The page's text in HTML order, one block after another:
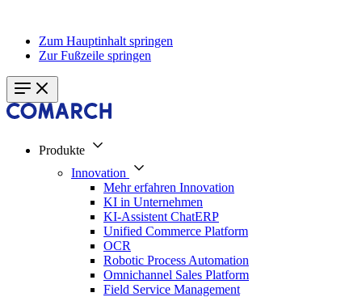
Zum Hauptinhalt springen
Zur Fußzeile springen
Produkte
Innovation
Mehr erfahren Innovation
KI in Unternehmen
KI-Assistent ChatERP
Unified Commerce Platform
OCR
Robotic Process Automation
Omnichannel Sales Platform
Field Service Management